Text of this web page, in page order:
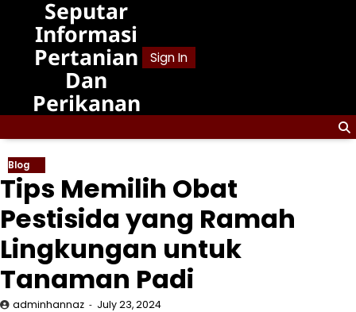
content
Seputar
Informasi
Pertanian
Dan
Perikanan
Sign In
Blog
Tips Memilih Obat
Pestisida yang Ramah
Lingkungan untuk
Tanaman Padi
adminhannaz July 23, 2024